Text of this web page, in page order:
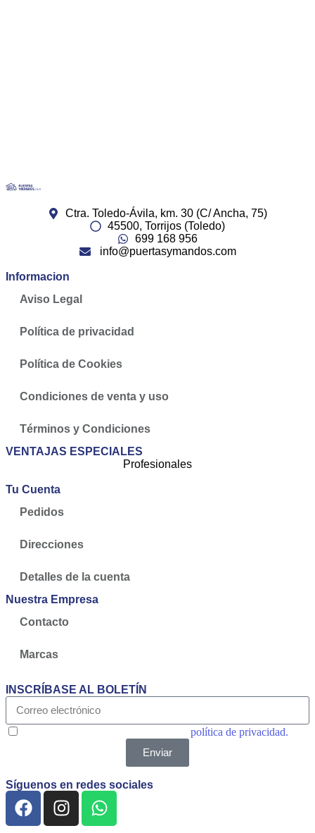
Ctra. Toledo-Ávila, km. 30 (C/ Ancha, 75)
45500, Torrijos (Toledo)
699 168 956
info@puertasymandos.com
Informacion
Aviso Legal
Política de privacidad
Política de Cookies
Condiciones de venta y uso
Términos y Condiciones
VENTAJAS ESPECIALES
Profesionales
Tu Cuenta
Pedidos
Direcciones
Detalles de la cuenta
Nuestra Empresa
Contacto
Marcas
INSCRÍBASE AL BOLETÍN
política de privacidad.
Enviar
Síguenos en redes sociales